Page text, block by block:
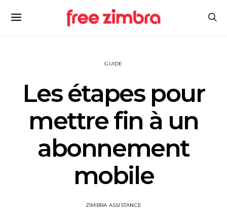
GUIDE
Les étapes pour
mettre fin à un
abonnement
mobile
ZIMBRA ASSISTANCE